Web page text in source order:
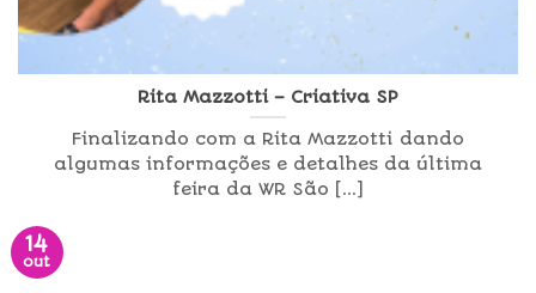
Rita Mazzotti – Criativa SP
Finalizando com a Rita Mazzotti dando
algumas informações e detalhes da última
feira da WR São [...]
14
out